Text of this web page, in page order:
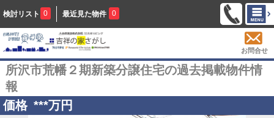
検討リスト 0 最近見た物件 0
お問合せ
所沢市荒幡２期新築分譲住宅の過去掲載物件情
報
価格 ***万円